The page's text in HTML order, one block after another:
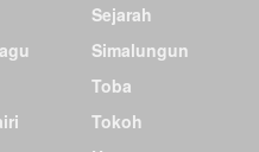
Sejarah
Simalungun
Toba
Tokoh